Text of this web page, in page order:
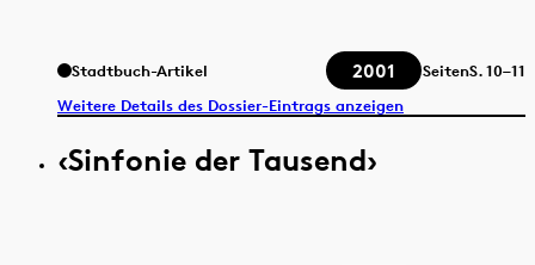
Stadtbuch-Artikel 2001 SeitenS.10–11
Weitere Details des Dossier-Eintrags anzeigen
‹Sinfonie der Tausend›